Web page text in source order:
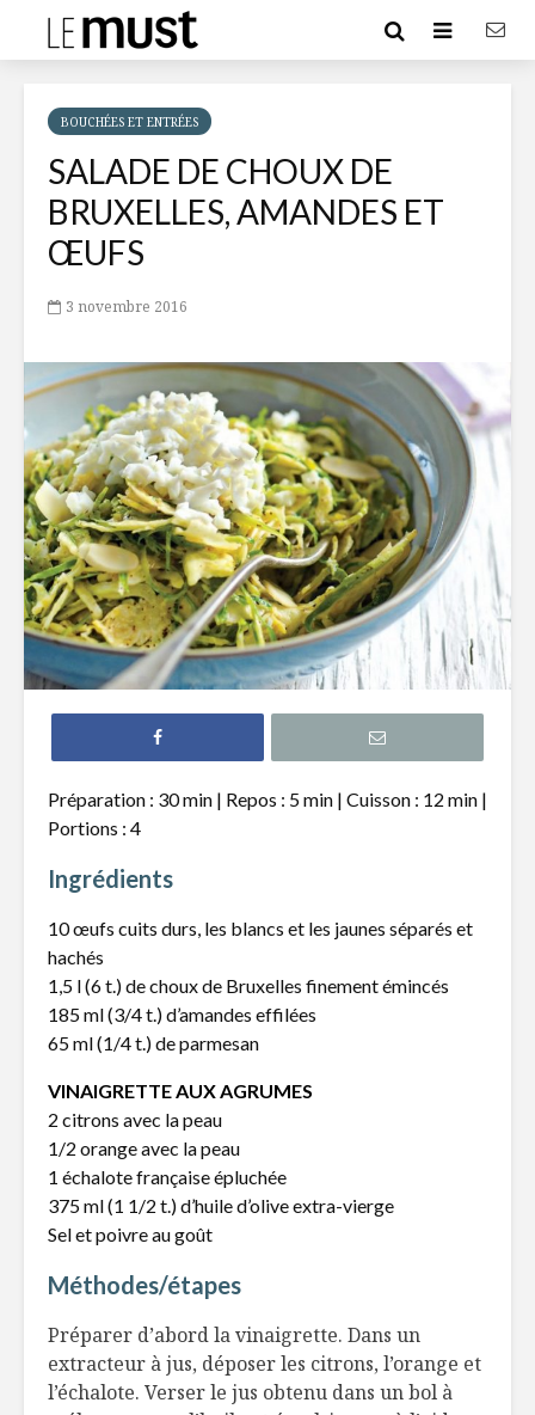
BOUCHÉES ET ENTRÉES
SALADE DE CHOUX DE
BRUXELLES, AMANDES ET
ŒUFS
3 novembre 2016
Préparation : 30 min | Repos : 5 min | Cuisson : 12 min |
Portions : 4
Ingrédients
10 œufs cuits durs, les blancs et les jaunes séparés et
hachés
1,5 l (6 t.) de choux de Bruxelles finement émincés
185 ml (3/4 t.) d’amandes effilées
65 ml (1/4 t.) de parmesan
VINAIGRETTE AUX AGRUMES
2 citrons avec la peau
1/2 orange avec la peau
1 échalote française épluchée
375 ml (1 1/2 t.) d’huile d’olive extra-vierge
Sel et poivre au goût
Méthodes/étapes
Préparer d’abord la vinaigrette. Dans un
extracteur à jus, déposer les citrons, l’orange et
l’échalote. Verser le jus obtenu dans un bol à
Croquettes de
pois chiches, sauce
au cari
cheddar fort
Roulade de
saumon fumé,
Mijoté
pâtes
beurre
Salade de
Potage
Le citron : un
partout dans la
maison!
B3: la vitamine
bonne pour le
moral
miel, nos rituels
printaniers